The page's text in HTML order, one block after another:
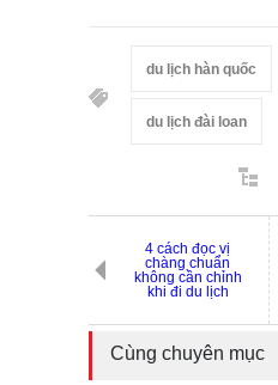
du lịch hàn quốc
du lịch đài loan
4 cách đọc vị
chàng chuẩn
không cần chỉnh
khi đi du lịch
Cùng chuyên mục